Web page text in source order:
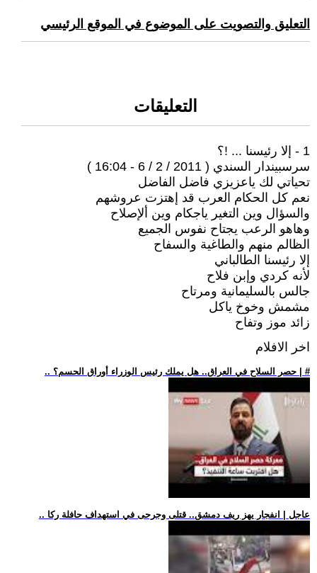
التعليق والتصويت على الموضوع في الموقع الرئيسي
التعليقات
1 - إلا رئيسنا ... !؟
سرسبيندار السندي ( 2011 / 2 / 6 - 16:04 )
تحياتي لك ياعزيزي فاضل الفاضل
نعم كل الحكام العرب قد إهتزت عروشهم
والسؤال وين التغير ياجكام وين ألإصلاح
وهاهو الرعب يجتاح نفوس الجميع
الظالم منهم والطاغية والسفاح
إلا رئيسنا الطالباني
لأنه كردي وإبن فلاح
جالس بالسليمانية ومرتاح
مشمش وخوخ ياكل
زائد موز وتفاح
اخر الافلام
.. حصر السلاح في العراق.. هل يملك رئيس الوزراء أوراق الحسم؟ | #
.. عاجل | انفجار يهز ريف دمشق.. قتلى وجرحى في استهداف حافلة ركا